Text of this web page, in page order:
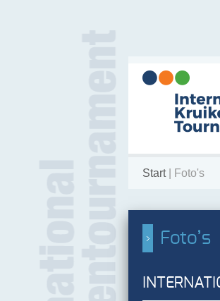
Start| Foto's
Foto’s